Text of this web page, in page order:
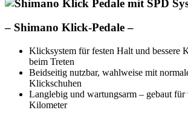
– Shimano Klick-Pedale –
Klicksystem für festen Halt und bessere
beim Treten
Beidseitig nutzbar, wahlweise mit
Klickschuhen
Langlebig und wartungsarm – gebaut für
Kilometer